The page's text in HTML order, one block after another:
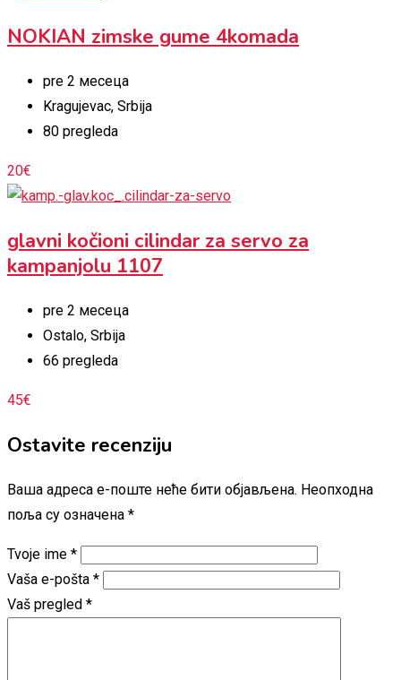
NOKIAN zimske gume 4komada
pre 2 месеца
Kragujevac, Srbija
80 pregleda
20€
glavni kočioni cilindar za servo za
kampanjolu 1107
pre 2 месеца
Ostalo, Srbija
66 pregleda
45€
Ostavite recenziju
Ваша адреса е-поште неће бити објављена. Неопходна
поља су означена *
Tvoje ime *
Vaša e-pošta *
Vaš pregled *